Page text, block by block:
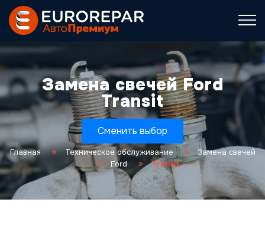
Замена свечей Ford
Transit
Сменить выбор
Главная Техническое обслуживание
Замена свечей
Ford
Transit